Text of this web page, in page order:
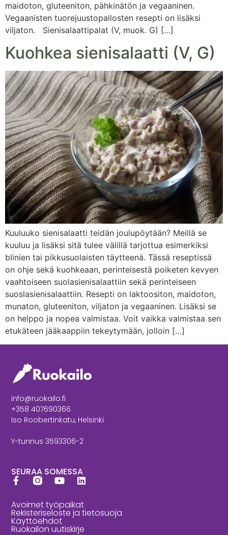
maidoton, gluteeniton, pähkinätön ja vegaaninen.
Vegaanisten tuorejuustopallosten resepti on lisäksi
viljaton. Sienisalaattipalat (V, muok. G) […]
Kuohkea sienisalaatti (V, G)
Kuuluuko sienisalaatti teidän joulupöytään? Meillä se
kuuluu ja lisäksi sitä tulee välillä tarjottua esimerkiksi
blinien tai pikkusuolaisten täytteenä. Tässä reseptissä
on ohje sekä kuohkeaan, perinteisestä poiketen kevyen
vaahtoiseen suolasienisalaattiin sekä perinteiseen
suoslasienisalaattiin. Resepti on laktoositon, maidoton,
munaton, gluteeniton, viljaton ja vegaaninen. Lisäksi se
on helppo ja nopea valmistaa. Voit vaikka valmistaa sen
etukäteen jääkaappiin tekeytymään, jolloin […]
info@ruokailo.fi
+358 407690366
Iso Roobertinkatu, Helsinki
Y-tunnus 3593306-2
SEURAA SOMESSA
Avoimet työpaikat
Rekisteriseloste ja tietosuoja
Käyttöehdot
Ruokailon uutiskirje